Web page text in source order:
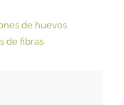
de huevos
de fibras